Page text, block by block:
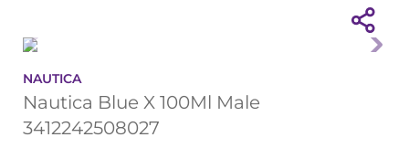
NAUTICA
Nautica Blue X 100Ml Male
3412242508027